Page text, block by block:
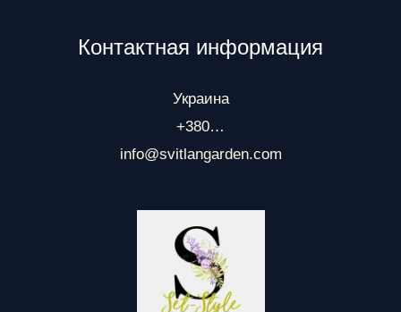
Контактная информация
Украина
+380…
info@svitlangarden.com